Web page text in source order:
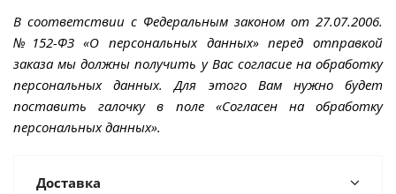
В соответствии с Федеральным законом от 27.07.2006.
№152-ФЗ «О персональных данных» перед отправкой
заказа мы должны получить у Вас согласие на обработку
персональных данных. Для этого Вам нужно будет
поставить галочку в поле «Согласен на обработку
персональных данных».
Доставка